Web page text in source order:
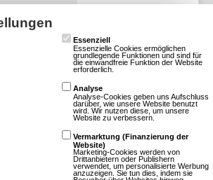
- Primeval Zoo
1 Bewertungen
Browsergames
Mobile-MMOs
Mobile-MMOs
Essenziell
Essenzielle Cookies ermöglichen
grundlegende Funktionen und sind für
die einwandfreie Funktion der Website
erforderlich.
Analyse
Analyse-Cookies geben uns Aufschluss
darüber, wie unsere Website benutzt
wird. Wir nutzen diese, um unsere
Website zu verbessern.
Vermarktung (Finanzierung der
Website)
Marketing-Cookies werden von
Drittanbietern oder Publishern
verwendet, um personalisierte Werbung
anzuzeigen. Sie tun dies, indem sie